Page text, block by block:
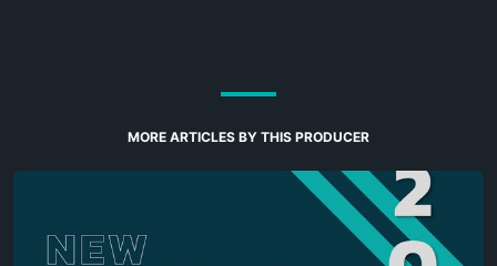
MORE ARTICLES BY THIS PRODUCER